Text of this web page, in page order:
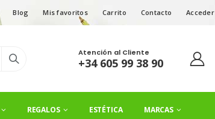
Blog Mis favoritos Carrito Contacto Acceder
Atención al Cliente
+34 605 99 38 90
REGALOS ESTÉTICA MARCAS